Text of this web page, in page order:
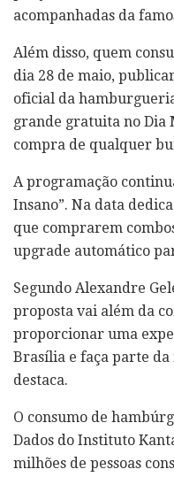
acompanhadas da
Além disso, quem
dia 28 de maio,
oficial da
grande gratuita no Dia
compra de qualquer
A programação
Insano”. Na data
que comprarem
upgrade automático
Segundo Alexandre
proposta vai além da
proporcionar uma
Brasília e faça parte
destaca.
O consumo de
Dados do Instituto
milhões de pessoas